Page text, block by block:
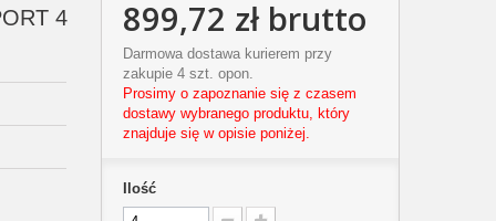
4 899,72 złbrutto
Darmowa dostawa kurierem przy
zakupie 4 szt. opon.
Prosimy o zapoznanie się z czasem
dostawy wybranego produktu, który
znajduje się w opisie poniżej.
Ilość